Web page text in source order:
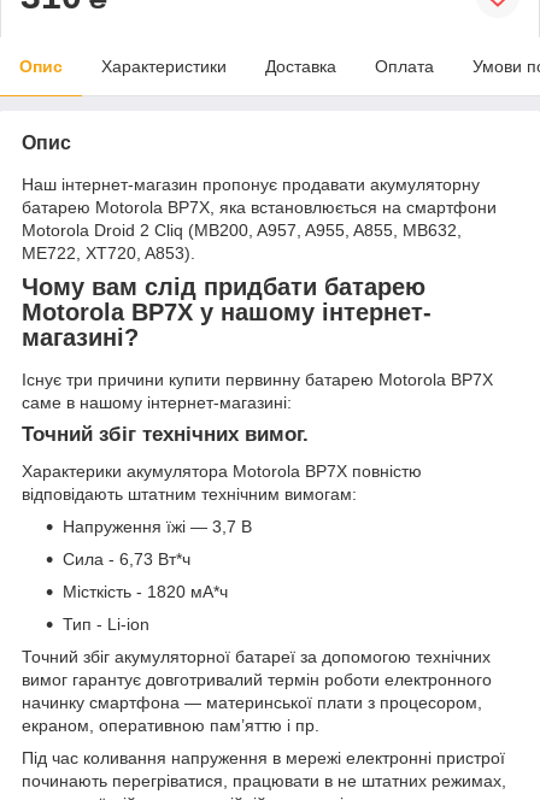
Опис Характеристики Доставка Оплата Умови
Опис
Наш інтернет-магазин пропонує продавати акумуляторну
батарею Motorola BP7X, яка встановлюється на смартфони
Motorola Droid 2 Cliq (MB200, A957, A955, A855, MB632,
ME722, XT720, A853).
Чому вам слід придбати батарею
Motorola BP7X у нашому інтернет-
магазині?
Існує три причини купити первинну батарею Motorola BP7X
саме в нашому інтернет-магазині:
Точний збіг технічних вимог.
Характерики акумулятора Motorola BP7X повністю
відповідають штатним технічним вимогам:
Напруження їжі — 3,7 В
Сила - 6,73 Вт*ч
Місткість - 1820 мА*ч
Тип - Li-ion
Точний збіг акумуляторної батареї за допомогою технічних
вимог гарантує довготривалий термін роботи електронного
начинку смартфона — материнської плати з процесором,
екраном, оперативною пам’яттю і пр.
Під час коливання напруження в мережі електронні пристрої
починають перегріватися, працювати в не штатних режимах,